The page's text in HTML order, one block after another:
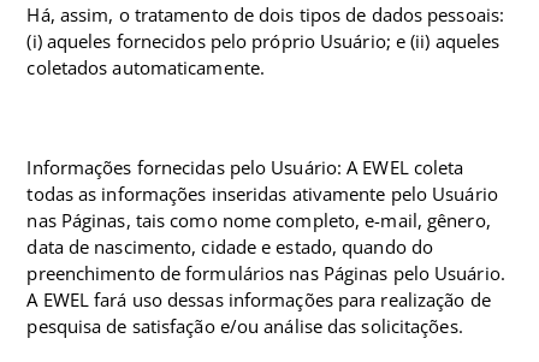
Há, assim, o tratamento de dois tipos de dados pessoais:
(i) aqueles fornecidos pelo próprio Usuário; e (ii) aqueles
coletados automaticamente.
Informações fornecidas pelo Usuário: A EWEL coleta
todas as informações inseridas ativamente pelo Usuário
nas Páginas, tais como nome completo, e-mail, gênero,
data de nascimento, cidade e estado, quando do
preenchimento de formulários nas Páginas pelo Usuário.
A EWEL fará uso dessas informações para realização de
pesquisa de satisfação e/ou análise das solicitações.